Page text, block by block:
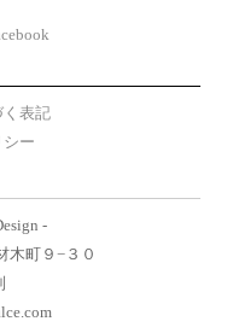
く表記
ー
-
木町９−３０